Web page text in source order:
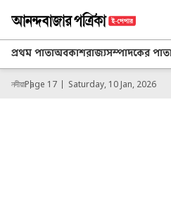
প্রথম পাতাঅবকাশরাজ্যসম্পাদকের
নদীয়াPage 17 Saturday, 10 Jan, 2026